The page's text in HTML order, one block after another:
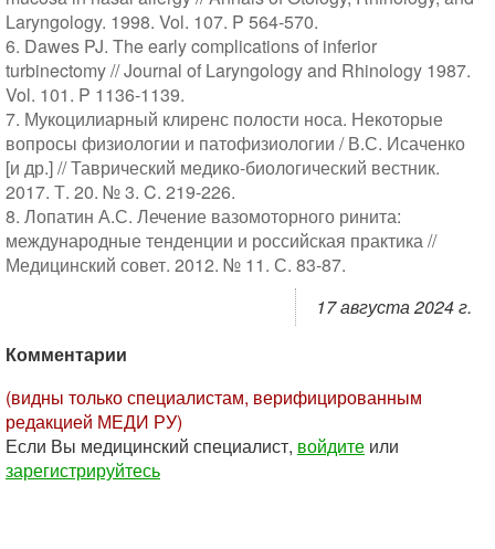
Laryngology. 1998. Vol. 107. P 564-570.
6. Dawes PJ. The early complications of inferior
turbinectomy // Journal of Laryngology and Rhinology 1987.
Vol. 101. P 1136-1139.
7. Мукоцилиарный клиренс полости носа. Некоторые
вопросы физиологии и патофизиологии / В.С. Исаченко
[и др.] // Таврический медико-биологический вестник.
2017. Т. 20. № 3. C. 219-226.
8. Лопатин А.С. Лечение вазомоторного ринита:
международные тенденции и российская практика //
Медицинский совет. 2012. № 11. С. 83-87.
17 августа 2024 г.
Комментарии
(видны только специалистам, верифицированным
редакцией МЕДИ РУ)
Если Вы медицинский специалист, войдите или
зарегистрируйтесь